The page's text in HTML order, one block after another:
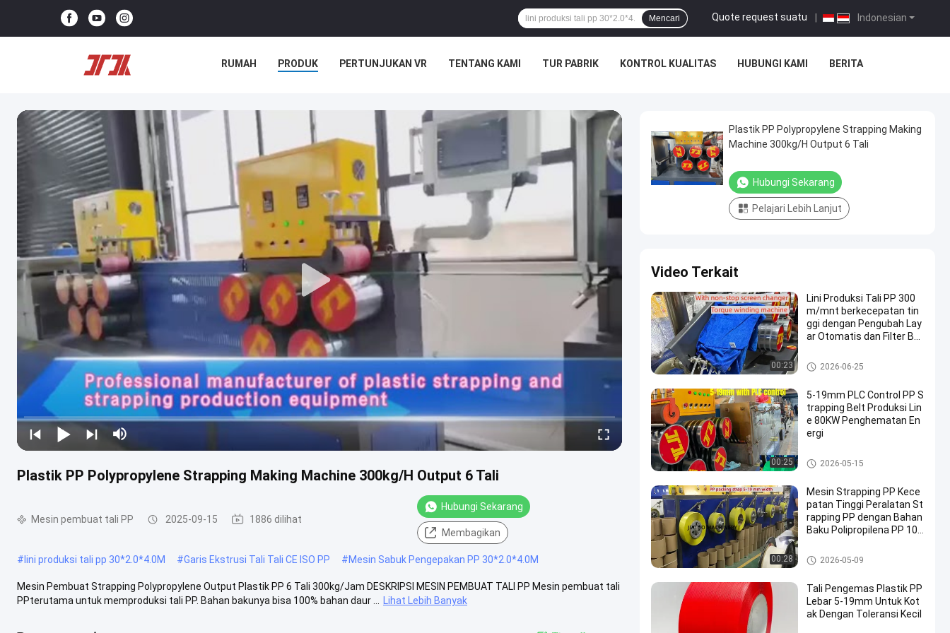
Indonesian
Quote request suatu
Mencari
RUMAH PRODUK PERTUNJUKAN VR TENTANG KAMI TUR PABRIK KONTROL KUALITAS HUBUNGI KAMI BERITA
Plastik PP Polypropylene Strapping Making Machine 300kg/H Output 6 Tali
Mesin pembuat tali PP 2025-09-15 1886 dilihat
Hubungi Sekarang
Membagikan
#lini produksi tali pp 30*2.0*4.0M #Garis Ekstrusi Tali Tali CE ISO PP #Mesin Sabuk Pengepakan PP 30*2.0*4.0M
Mesin Pembuat Strapping Polypropylene Output Plastik PP 6 Tali 300kg/Jam DESKRIPSI MESIN PEMBUAT TALI PP Mesin pembuat tali
PPterutama untuk memproduksi tali PP. Bahan bakunya bisa 100% bahan daur ...
Lihat Lebih Banyak
Plastik PP Polypropylene Strapping Making
Machine 300kg/H Output 6 Tali
Hubungi Sekarang
Pelajari Lebih Lanjut
Video Terkait
00:23
Lini Produksi Tali PP 300
m/mnt berkecepatan tin
ggi dengan Pengubah Lay
ar Otomatis dan Filter Be
Mesin pembuat tali PP
2026-06-25
00:25
5-19mm PLC Control PP S
trapping Belt Produksi Lin
e 80KW Penghematan En
ergi
Mesin pembuat tali PP
2026-05-15
00:28
Mesin Strapping PP Kece
patan Tinggi Peralatan St
rapping PP dengan Bahan
Baku Polipropilena PP 10
Mesin pembuat tali PP
2026-05-09
Tali Pengemas Plastik PP
Lebar 5-19mm Untuk Kot
ak Dengan Toleransi Kecil